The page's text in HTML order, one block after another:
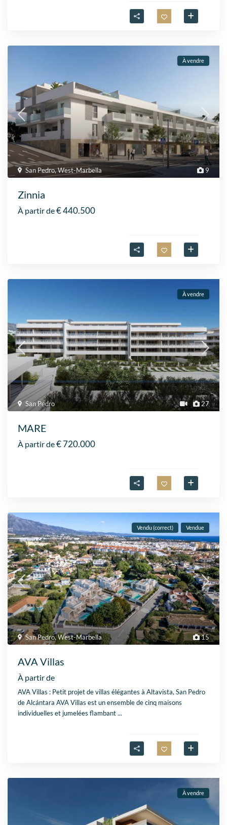
9
San Pedro,West-Marbella
À vendre
Zinnia
À partir de€ 440.500
27
San Pedro
À vendre
MARE
À partir de€ 720.000
15
San Pedro,West-Marbella
Vendu (correct) Vendue
AVA Villas
À partir de
AVA Villas : Petit projet de villas élégantes à Altavista, San Pedro
de Alcántara AVA Villas est un ensemble de cinq maisons
individuelles et jumelées flambant...
À vendre